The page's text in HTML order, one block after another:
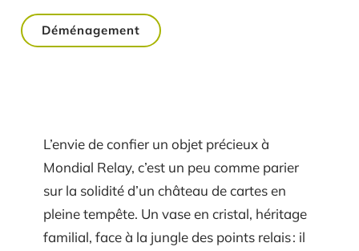
Déménagement
L’envie de confier un objet précieux à
Mondial Relay, c’est un peu comme parier
sur la solidité d’un château de cartes en
pleine tempête. Un vase en cristal, héritage
familial, face à la jungle des points relais : il